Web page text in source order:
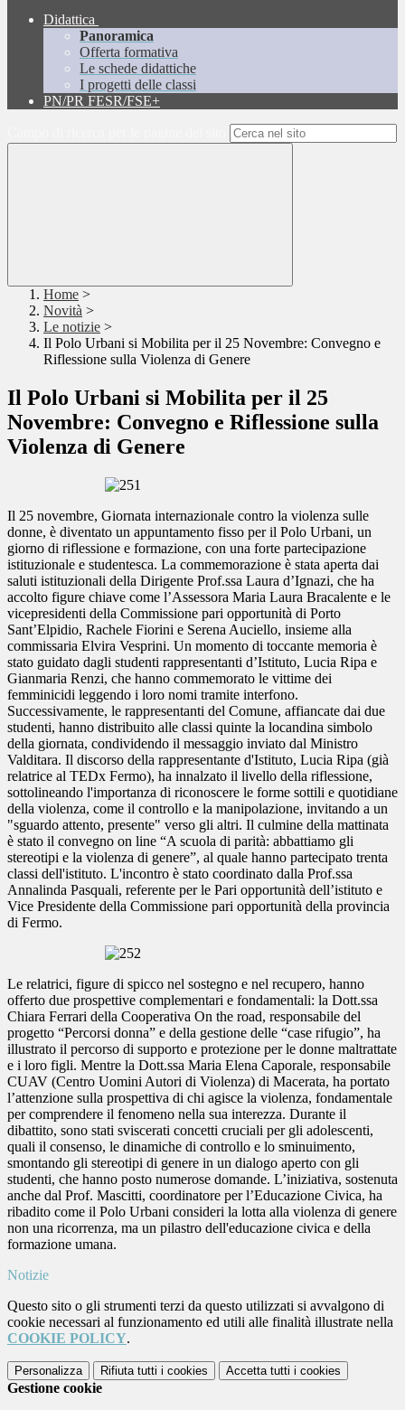
Didattica
Panoramica
Offerta formativa
Le schede didattiche
I progetti delle classi
PN/PR FESR/FSE+
Home >
Novità >
Le notizie >
Il Polo Urbani si Mobilita per il 25 Novembre: Convegno e
Riflessione sulla Violenza di Genere
Il Polo Urbani si Mobilita per il 25
Novembre: Convegno e Riflessione sulla
Violenza di Genere
Il 25 novembre, Giornata internazionale contro la violenza sulle
donne, è diventato un appuntamento fisso per il Polo Urbani, un
giorno di riflessione e formazione, con una forte partecipazione
istituzionale e studentesca. La commemorazione è stata aperta dai
saluti istituzionali della Dirigente Prof.ssa Laura d’Ignazi, che ha
accolto figure chiave come l’Assessora Maria Laura Bracalente e le
vicepresidenti della Commissione pari opportunità di Porto
Sant’Elpidio, Rachele Fiorini e Serena Auciello, insieme alla
commissaria Elvira Vesprini. Un momento di toccante memoria è
stato guidato dagli studenti rappresentanti d’Istituto, Lucia Ripa e
Gianmaria Renzi, che hanno commemorato le vittime dei
femminicidi leggendo i loro nomi tramite interfono.
Successivamente, le rappresentanti del Comune, affiancate dai due
studenti, hanno distribuito alle classi quinte la locandina simbolo
della giornata, condividendo il messaggio inviato dal Ministro
Valditara. Il discorso della rappresentante d'Istituto, Lucia Ripa (già
relatrice al TEDx Fermo), ha innalzato il livello della riflessione,
sottolineando l'importanza di riconoscere le forme sottili e quotidiane
della violenza, come il controllo e la manipolazione, invitando a un
"sguardo attento, presente" verso gli altri. Il culmine della mattinata
è stato il convegno on line “A scuola di parità: abbattiamo gli
stereotipi e la violenza di genere”, al quale hanno partecipato trenta
classi dell'istituto. L'incontro è stato coordinato dalla Prof.ssa
Annalinda Pasquali, referente per le Pari opportunità dell’istituto e
Vice Presidente della Commissione pari opportunità della provincia
di Fermo.
Le relatrici, figure di spicco nel sostegno e nel recupero, hanno
offerto due prospettive complementari e fondamentali: la Dott.ssa
Chiara Ferrari della Cooperativa On the road, responsabile del
progetto “Percorsi donna” e della gestione delle “case rifugio”, ha
illustrato il percorso di supporto e protezione per le donne maltrattate
e i loro figli. Mentre la Dott.ssa Maria Elena Caporale, responsabile
CUAV (Centro Uomini Autori di Violenza) di Macerata, ha portato
l’attenzione sulla prospettiva di chi agisce la violenza, fondamentale
per comprendere il fenomeno nella sua interezza. Durante il
dibattito, sono stati sviscerati concetti cruciali per gli adolescenti,
quali il consenso, le dinamiche di controllo e lo sminuimento,
smontando gli stereotipi di genere in un dialogo aperto con gli
studenti, che hanno posto numerose domande. L’iniziativa, sostenuta
anche dal Prof. Mascitti, coordinatore per l’Educazione Civica, ha
ribadito come il Polo Urbani consideri la lotta alla violenza di genere
non una ricorrenza, ma un pilastro dell'educazione civica e della
formazione umana.
Notizie
Questo sito o gli strumenti terzi da questo utilizzati si avvalgono di
cookie necessari al funzionamento ed utili alle finalità illustrate nella
COOKIE POLICY.
Personalizza Rifiuta tutti i cookies Accetta tutti i cookies
Gestione cookie